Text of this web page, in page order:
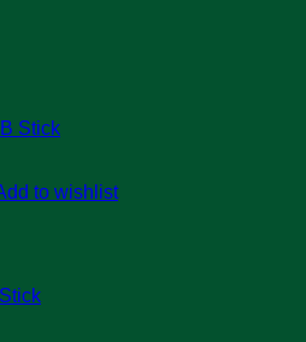
to wishlist